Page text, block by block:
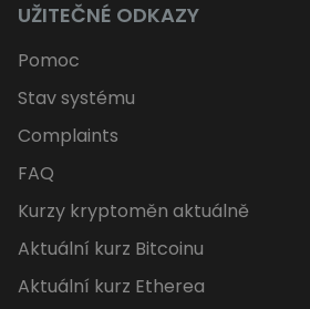
UŽITEČNÉ ODKAZY
Pomoc
Stav systému
Complaints
FAQ
Kurzy kryptoměn aktuálně
Aktuální kurz Bitcoinu
Aktuální kurz Etherea